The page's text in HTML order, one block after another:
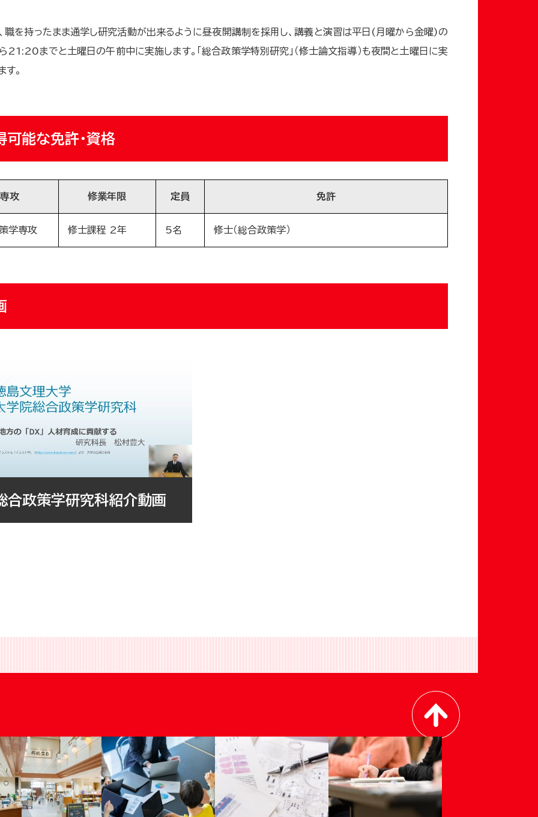
職を持ったまま通学し研究活動が出来るように昼夜開講制を採用し、講義と演習は平日(月曜から金曜)の
21:20までと土曜日の午前中に実施します。「総合政策学特別研究」（修士論文指導）も夜間と土曜日に実
す。
可能な免許・資格
専攻 修業年限 定員 免許
学専攻 修士課程 2年 5名 修士（総合政策学）
合政策学研究科紹介動画